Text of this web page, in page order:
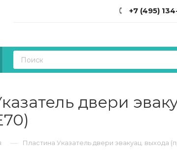
+7 (495)
двери
— Пластина Указатель двери эвакуац. выхода